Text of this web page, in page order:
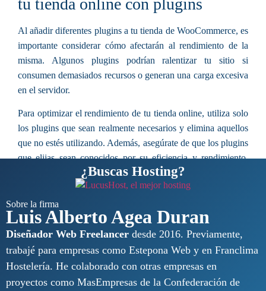
tu tienda online con plugins
Al añadir diferentes plugins a tu tienda de WooCommerce, es
importante considerar cómo afectarán al rendimiento de la
misma. Algunos plugins podrían ralentizar tu sitio si
consumen demasiados recursos o generan una carga excesiva
en el servidor.
Para optimizar el rendimiento de tu tienda online, utiliza solo
los plugins que sean realmente necesarios y elimina aquellos
que no estés utilizando. Además, asegúrate de que los plugins
que elijas sean conocidos por su eficiencia y rendimiento.
Realiza pruebas periódicas de velocidad y optimización de tu
sitio web para identificar posibles cuellos de botella y
optimizar su rendimiento.
¿Buscas Hosting?
Sobre la firma
Luis Alberto Agea Duran
Diseñador Web Freelancer desde 2016. Previamente,
trabajé para empresas como Estepona Web y en Franclima
Hostelería. He colaborado con otras empresas en
proyectos como MasEmpresas de la Confederación de